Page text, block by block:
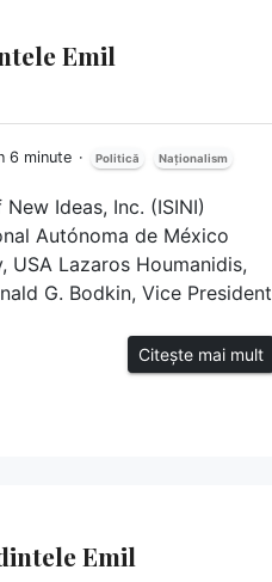
Emil
6 minute Politică Naționalism
Ideas, Inc. (ISINI)
Autónoma de México
USA Lazaros Houmanidis,
G. Bodkin, Vice President
Citește mai mult
Emil